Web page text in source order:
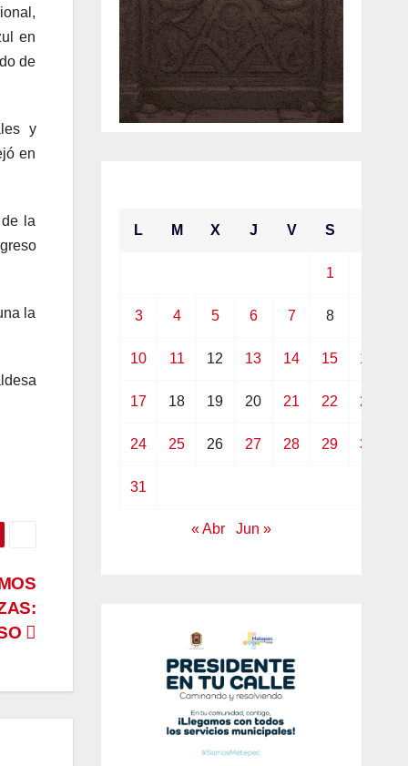
en
de
y
en
la
la
L M X J V S
1
3 4 5 6 7 8
10 11 12 13 14 15 16
17 18 19 20 21 22 23
24 25 26 27 28 29 30
31
« Abr Jun »